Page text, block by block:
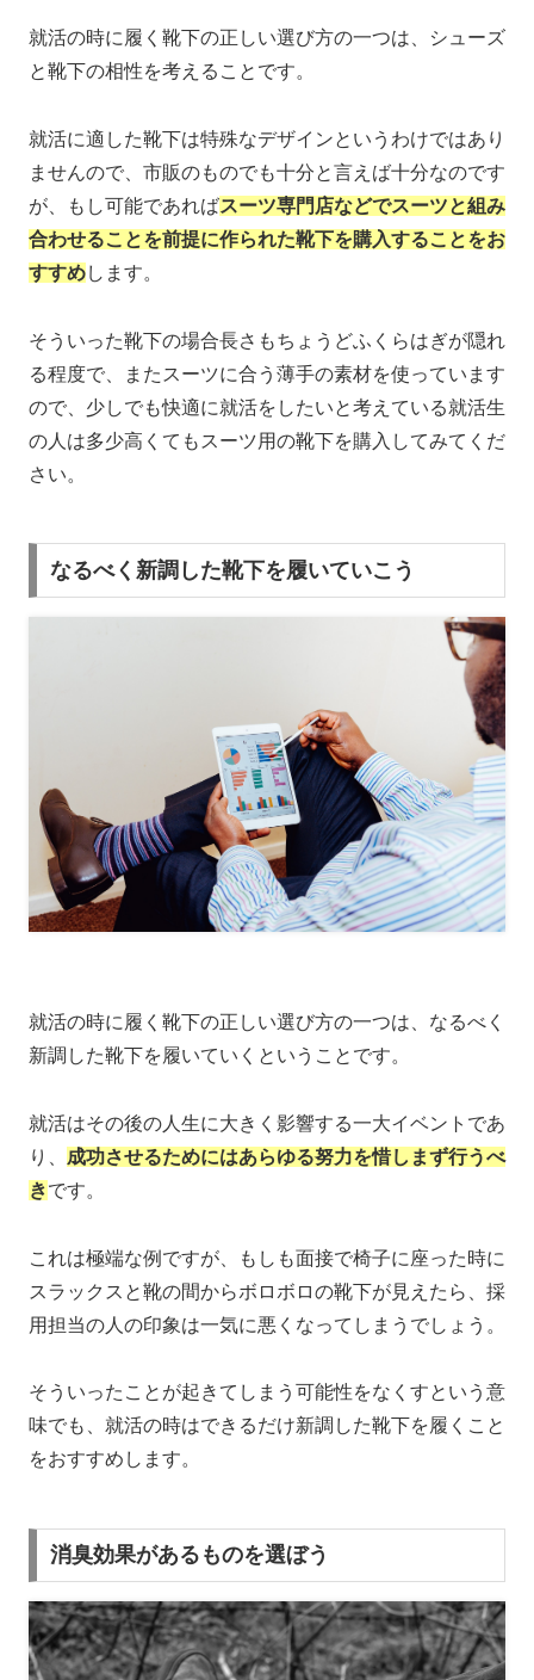
就活の時に履く靴下の正しい選び方の一つは、シューズ
と靴下の相性を考えることです。
就活に適した靴下は特殊なデザインというわけではあり
ませんので、市販のものでも十分と言えば十分なのです
が、もし可能であればスーツ専門店などでスーツと組み
合わせることを前提に作られた靴下を購入することをお
すすめします。
そういった靴下の場合長さもちょうどふくらはぎが隠れ
る程度で、またスーツに合う薄手の素材を使っています
ので、少しでも快適に就活をしたいと考えている就活生
の人は多少高くてもスーツ用の靴下を購入してみてくだ
さい。
なるべく新調した靴下を履いていこう
就活の時に履く靴下の正しい選び方の一つは、なるべく
新調した靴下を履いていくということです。
就活はその後の人生に大きく影響する一大イベントであ
り、 成功させるためにはあらゆる努力を惜しまず行うべ
きです。
これは極端な例ですが、もしも面接で椅子に座った時に
スラックスと靴の間からボロボロの靴下が見えたら、採
用担当の人の印象は一気に悪くなってしまうでしょう。
そういったことが起きてしまう可能性をなくすという意
味でも、就活の時はできるだけ新調した靴下を履くこと
をおすすめします。
消臭効果があるものを選ぼう